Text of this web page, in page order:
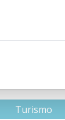
Turismo